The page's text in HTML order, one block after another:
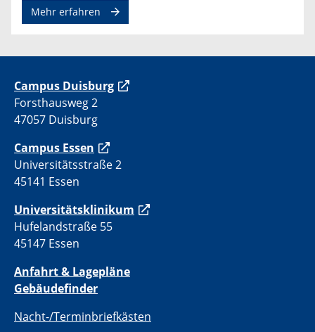
Mehr erfahren
Campus Duisburg
Forsthausweg 2
47057 Duisburg
Campus Essen
Universitätsstraße 2
45141 Essen
Universitätsklinikum
Hufelandstraße 55
45147 Essen
Anfahrt & Lagepläne
Gebäudefinder
Nacht-/Terminbriefkästen